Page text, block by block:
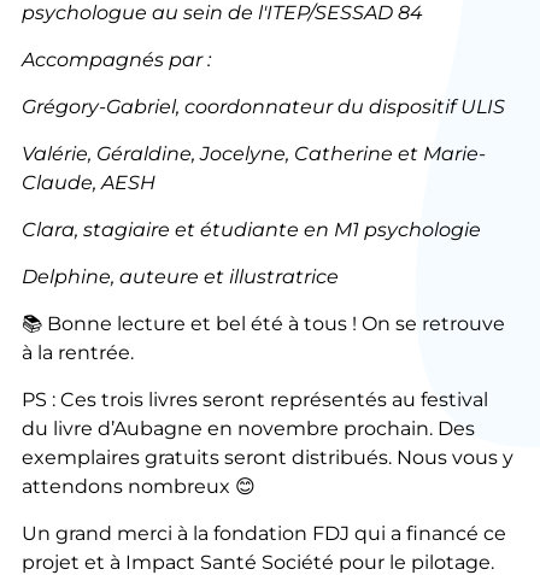
psychologue au sein de l'ITEP/SESSAD 84
Accompagnés par :
Grégory-Gabriel, coordonnateur du dispositif ULIS
Valérie, Géraldine, Jocelyne, Catherine et Marie-
Claude, AESH
Clara, stagiaire et étudiante en M1 psychologie
Delphine, auteure et illustratrice
📚 Bonne lecture et bel été à tous ! On se retrouve
à la rentrée.
PS : Ces trois livres seront représentés au festival
du livre d’Aubagne en novembre prochain. Des
exemplaires gratuits seront distribués. Nous vous y
attendons nombreux 😊
Un grand merci à la fondation FDJ qui a financé ce
projet et à Impact Santé Société pour le pilotage.